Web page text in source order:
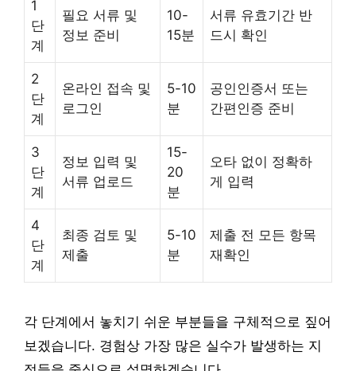
1
단
계
필요 서류 및
정보 준비
10-
15분
서류 유효기간 반
드시 확인
2
단
계
온라인 접속 및
로그인
5-10
분
공인인증서 또는
간편인증 준비
3
단
계
정보 입력 및
서류 업로드
15-
20
분
오타 없이 정확하
게 입력
4
단
계
최종 검토 및
제출
5-10
분
제출 전 모든 항목
재확인
각 단계에서 놓치기 쉬운 부분들을 구체적으로 짚어
보겠습니다. 경험상 가장 많은 실수가 발생하는 지